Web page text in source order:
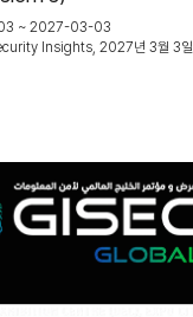
~ 2027-03-03
Insights, 2027년 3월 3일